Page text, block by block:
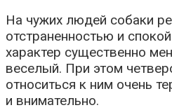
На чужих людей собаки
отстраненностью и
характер существенно
веселый. При этом
относиться к ним очень
и внимательно.